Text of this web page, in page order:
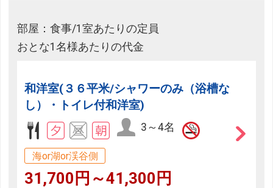
部屋：食事/1室あたりの定員
おとな1名様あたりの代金
和洋室(３６平米/シャワーのみ（浴槽な
し）・トイレ付和洋室)
3～4名
海or湖or渓谷側
31,700円～41,300円